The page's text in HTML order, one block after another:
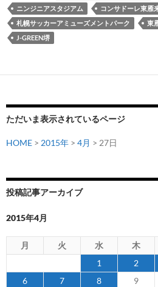
下
ま
昧
（2015
年
ズ
ン
ゴ
リ
ー
ニンジニアスタジアム
コンサドーレ東雁
札幌サッカーアミューズメントパーク
東
J-GREEN堺
ただいま表示されているページ
HOME > 2015年 > 4月 > 27日
投稿記事アーカイブ
2015年4月
月 火 水 木
1
2
6
7 8 9